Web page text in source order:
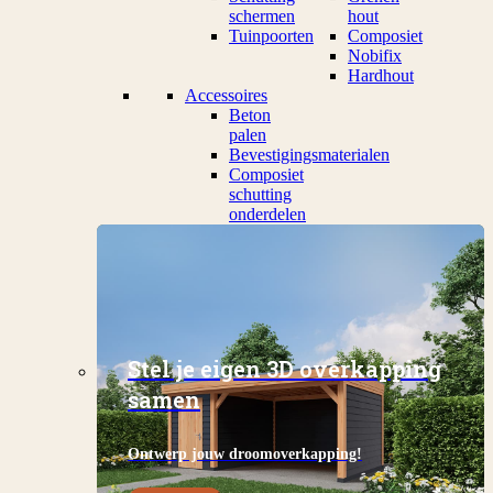
schermen
Tuinpoorten
hout
Composiet
Nobifix
Hardhout
Accessoires
Beton
palen
Bevestigingsmaterialen
Composiet
schutting
onderdelen
Stel je eigen 3D overkapping
samen
Ontwerp jouw droomoverkapping!